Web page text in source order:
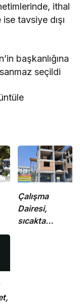
ithal
tavsiye dışı
başkanlığına
seçildi
Çalışma
Dairesi,
sıcakta